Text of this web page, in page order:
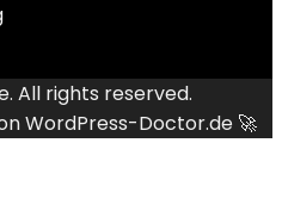
. All rights reserved.
WordPress-Doctor.de 🚀